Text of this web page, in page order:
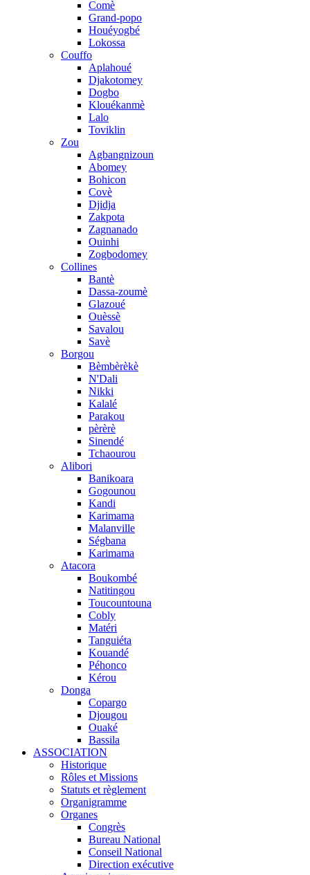
Comè
Grand-popo
Houéyogbé
Lokossa
Couffo
Aplahoué
Djakotomey
Dogbo
Klouékanmè
Lalo
Toviklin
Zou
Agbangnizoun
Abomey
Bohicon
Covè
Djidja
Zakpota
Zagnanado
Ouinhi
Zogbodomey
Collines
Bantè
Dassa-zoumè
Glazoué
Ouèssè
Savalou
Savè
Borgou
Bèmbèrèkè
N'Dali
Nikki
Kalalé
Parakou
pèrèrè
Sinendé
Tchaourou
Alibori
Banikoara
Gogounou
Kandi
Karimama
Malanville
Ségbana
Karimama
Atacora
Boukombé
Natitingou
Toucountouna
Cobly
Matéri
Tanguiéta
Kouandé
Péhonco
Kérou
Donga
Copargo
Djougou
Ouaké
Bassila
ASSOCIATION
Historique
Rôles et Missions
Statuts et règlement
Organigramme
Organes
Congrès
Bureau National
Conseil National
Direction exécutive